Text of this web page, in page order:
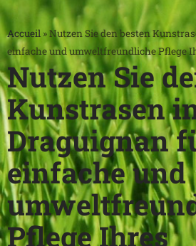
Accueil »Nutzen Sie den besten
einfache und umweltfreundliche Pflege
Nutzen Sie
Kunstrasen
Draguignan
einfache und
Pflege Ihres